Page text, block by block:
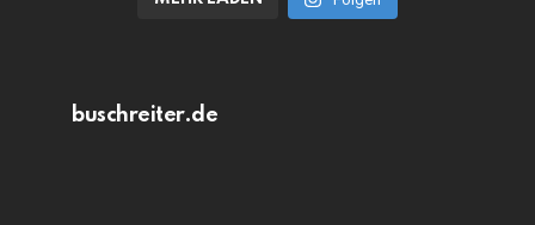
buschreiter.de